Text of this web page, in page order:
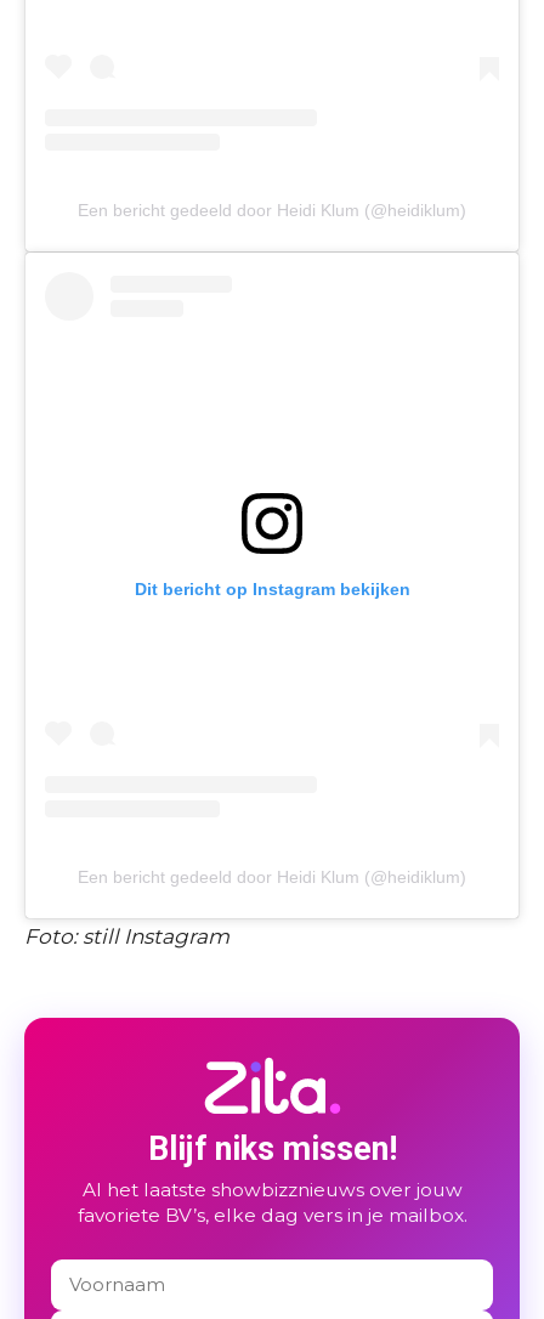
Een bericht gedeeld door Heidi Klum (@heidiklum)
Dit bericht op Instagram bekijken
Een bericht gedeeld door Heidi Klum (@heidiklum)
Foto: still Instagram
Blijf niks missen!
Al het laatste showbizznieuws over jouw
favoriete BV’s, elke dag vers in je mailbox.